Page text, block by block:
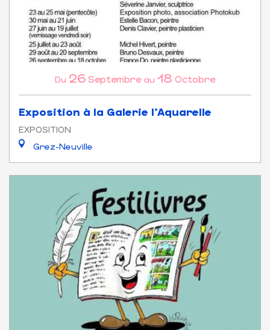
Du 26 Septembre au 18 Octobre
Exposition à la Galerie l'Aquarelle
EXPOSITION
Grez-Neuville